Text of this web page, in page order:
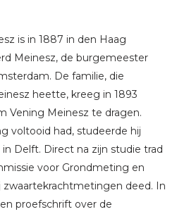
is in 1887 in den Haag
Meinesz, de burgemeester
De familie, die
heette, kreeg in 1893
Vening Meinesz te dragen.
voltooid had, studeerde hij
Delft. Direct na zijn studie trad
voor Grondmeting en
zwaartekrachtmetingen deed. In
proefschrift over de